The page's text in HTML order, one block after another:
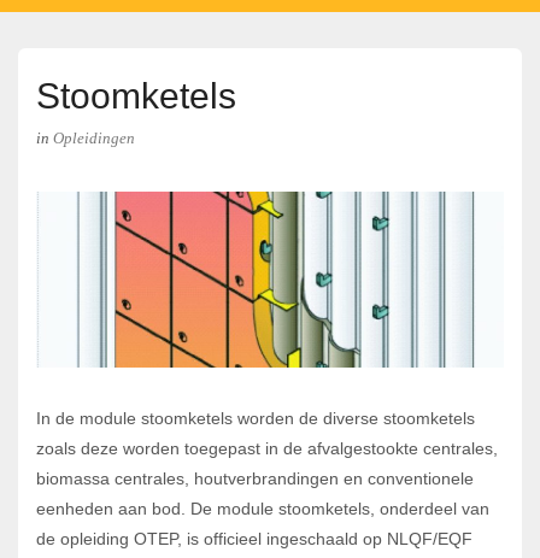
Stoomketels
in Opleidingen
In de module stoomketels worden de diverse stoomketels
zoals deze worden toegepast in de afvalgestookte centrales,
biomassa centrales, houtverbrandingen en conventionele
eenheden aan bod. De module stoomketels, onderdeel van
de opleiding OTEP, is officieel ingeschaald op NLQF/EQF